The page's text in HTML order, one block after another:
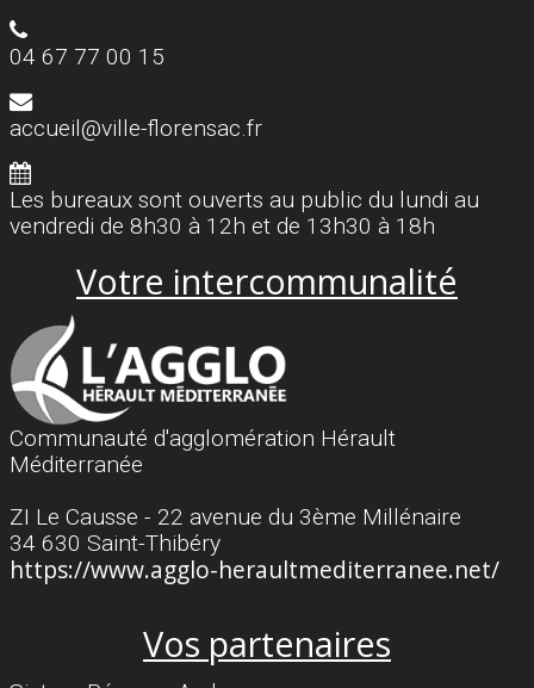
04 67 77 00 15
accueil@ville-florensac.fr
Les bureaux sont ouverts au public du lundi au
vendredi de 8h30 à 12h et de 13h30 à 18h
Votre intercommunalité
Communauté d'agglomération Hérault
Méditerranée
ZI Le Causse - 22 avenue du 3ème Millénaire
34 630 Saint-Thibéry
https://www.agglo-heraultmediterranee.net/
Vos partenaires